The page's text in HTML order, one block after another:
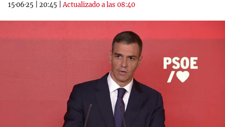
15·06·25 20:45 |Actualizado a las 08:40